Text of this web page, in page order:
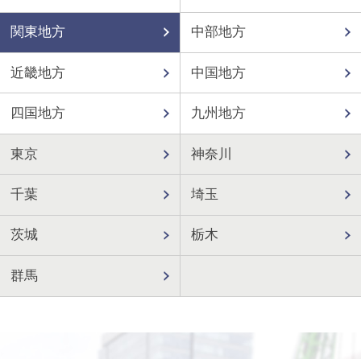
関東地方 中部地方
近畿地方 中国地方
四国地方 九州地方
東京 神奈川
千葉 埼玉
茨城 栃木
群馬